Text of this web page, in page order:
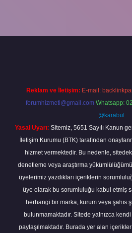
Reklam ve İletişim: E-mail:
forumhizmeti@gmail.com Whatsapp:
@karabul
Yasal Uyarı: Sitemiz, 5651 Sayılı Kanun
İletişim Kurumu (BTK) tarafından
hizmet vermektedir. Bu nedenle,
denetleme veya araştırma
üyelerimiz yazdıkları içeriklerin
üye olarak bu sorumluluğu kabul etmiş
herhangi bir marka, kurum veya şahıs
bulunmamaktadır. Sitede yalnızca kendi
paylaşılmaktadır. Burada yer alan